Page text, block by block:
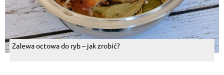
Zalewa octowa do ryb – jak zrobić?